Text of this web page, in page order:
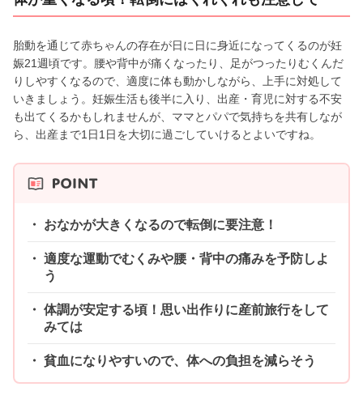
胎動を通じて赤ちゃんの存在が日に日に身近になってくるのが妊
娠21週頃です。腰や背中が痛くなったり、足がつったりむくんだ
りしやすくなるので、適度に体も動かしながら、上手に対処して
いきましょう。妊娠生活も後半に入り、出産・育児に対する不安
も出てくるかもしれませんが、ママとパパで気持ちを共有しなが
ら、出産まで1日1日を大切に過ごしていけるとよいですね。
おなかが大きくなるので転倒に要注意！
適度な運動でむくみや腰・背中の痛みを予防しよ
う
体調が安定する頃！思い出作りに産前旅行をして
みては
貧血になりやすいので、体への負担を減らそう